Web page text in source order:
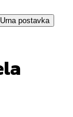
Urna postavka